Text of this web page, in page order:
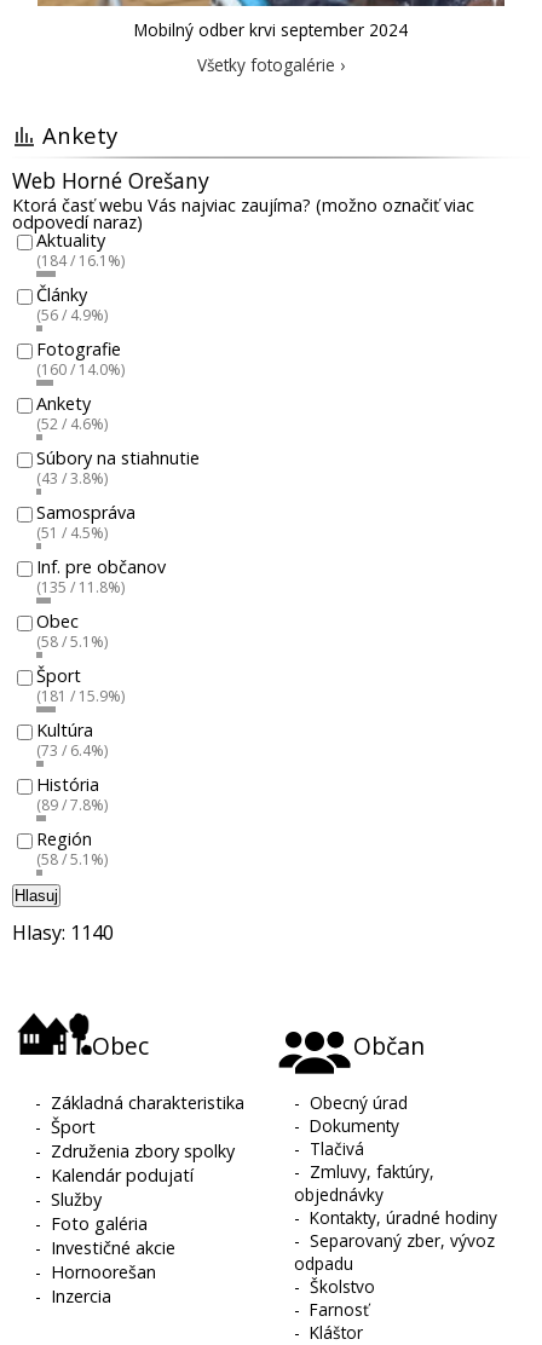
Mobilný odber krvi september 2024
Všetky fotogalérie ›
Ankety
Web Horné Orešany
Ktorá časť webu Vás najviac zaujíma? (možno označiť viac
odpovedí naraz)
Aktuality
(184 / 16.1%)
Články
(56 / 4.9%)
Fotografie
(160 / 14.0%)
Ankety
(52 / 4.6%)
Súbory na stiahnutie
(43 / 3.8%)
Samospráva
(51 / 4.5%)
Inf. pre občanov
(135 / 11.8%)
Obec
(58 / 5.1%)
Šport
(181 / 15.9%)
Kultúra
(73 / 6.4%)
História
(89 / 7.8%)
Región
(58 / 5.1%)
Hlasuj
Hlasy: 1140
Obec
- Základná charakteristika
-Šport
- Združenia zbory spolky
- Kalendár podujatí
-Služby
- Foto galéria
- Investičné akcie
- Hornoorešan
- Inzercia
Občan
-Obecný úrad
-Dokumenty
- Tlačivá
- Zmluvy, faktúry,
objednávky
-Kontakty, úradné hodiny
-Separovaný zber, vývoz
odpadu
-Školstvo
-Farnosť
-Kláštor